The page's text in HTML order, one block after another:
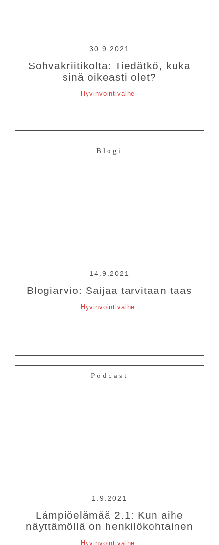
LIPUT
AIKATAULUT
RYHMILLE
30.9.2021
Sohvakriitikolta: Tiedätkö, kuka
sinä oikeasti olet?
Hyvinvointivalhe
Blogi
14.9.2021
Blogiarvio: Saijaa tarvitaan taas
Hyvinvointivalhe
Podcast
1.9.2021
Lämpiöelämää 2.1: Kun aihe
näyttämöllä on henkilökohtainen
Hyvinvointivalhe